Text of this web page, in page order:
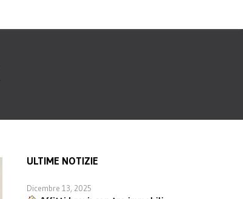
ULTIME NOTIZIE
Dicembre 13, 2025